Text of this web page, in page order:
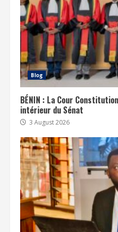
Blog
BÉNIN : La Cour
intérieur du Sénat
3 August 2026